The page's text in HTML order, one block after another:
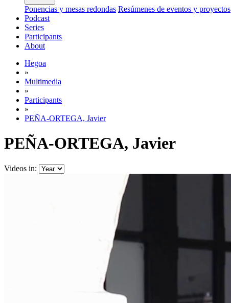
Ponencias y mesas redondas Resúmenes de eventos y proyectos
Podcast
Series
Participants
About
Hegoa
»
Multimedia
»
Participants
»
PEÑA-ORTEGA, Javier
PEÑA-ORTEGA, Javier
Videos in: